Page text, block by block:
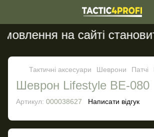
на сайті
Тактичні аксесуари Шеврони Патчі
Шеврон Lifestyle BE-080
Артикул: 000038627 Написати відгук